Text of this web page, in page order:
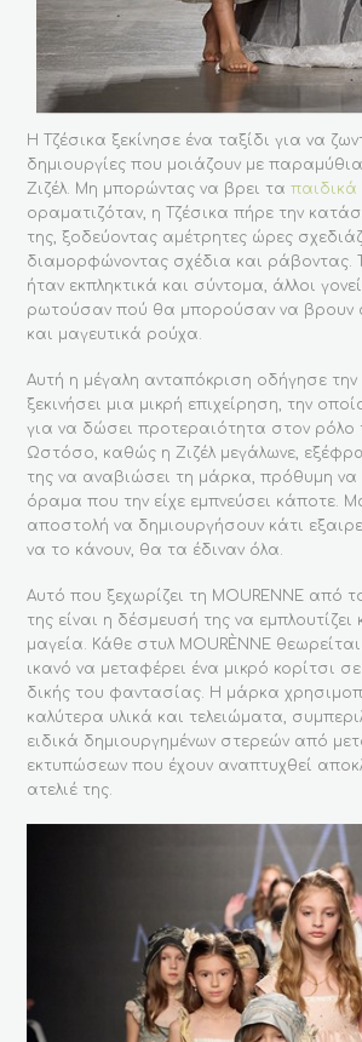
Η Τζέσικα ξεκίνησε ένα ταξίδι για να
δημιουργίες που μοιάζουν με παραμύθια
Ζιζέλ. Μη μπορώντας να βρει τα
οραματιζόταν, η Τζέσικα πήρε την
της, ξοδεύοντας αμέτρητες ώρες
διαμορφώνοντας σχέδια και ράβοντας.
ήταν εκπληκτικά και σύντομα, άλλοι
ρωτούσαν πού θα μπορούσαν να βρουν
και μαγευτικά ρούχα.
Αυτή η μέγαλη ανταπόκριση οδήγησε την
ξεκινήσει μια μικρή επιχείρηση, την
για να δώσει προτεραιότητα στον ρόλο
Ωστόσο, καθώς η Ζιζέλ μεγάλωνε,
της να αναβιώσει τη μάρκα, πρόθυμη να
όραμα που την είχε εμπνεύσει κάποτε.
αποστολή να δημιουργήσουν κάτι
να το κάνουν, θα τα έδιναν όλα.
Αυτό που ξεχωρίζει τη MOURENNE από
της είναι η δέσμευσή της να
μαγεία. Κάθε στυλ MOURÈNNE θεωρείται
ικανό να μεταφέρει ένα μικρό κορίτσι
δικής του φαντασίας. Η μάρκα
καλύτερα υλικά και τελειώματα,
ειδικά δημιουργημένων στερεών από
εκτυπώσεων που έχουν αναπτυχθεί
ατελιέ της.